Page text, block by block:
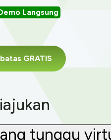
Langsung
GRATIS
tunggu